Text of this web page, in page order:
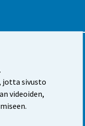
sivusto
videoiden,